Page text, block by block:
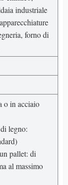
industriale
forno di
o in acciaio
legno:
pallet: di
al massimo